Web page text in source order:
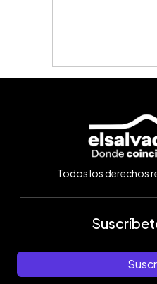
Todos los derechos